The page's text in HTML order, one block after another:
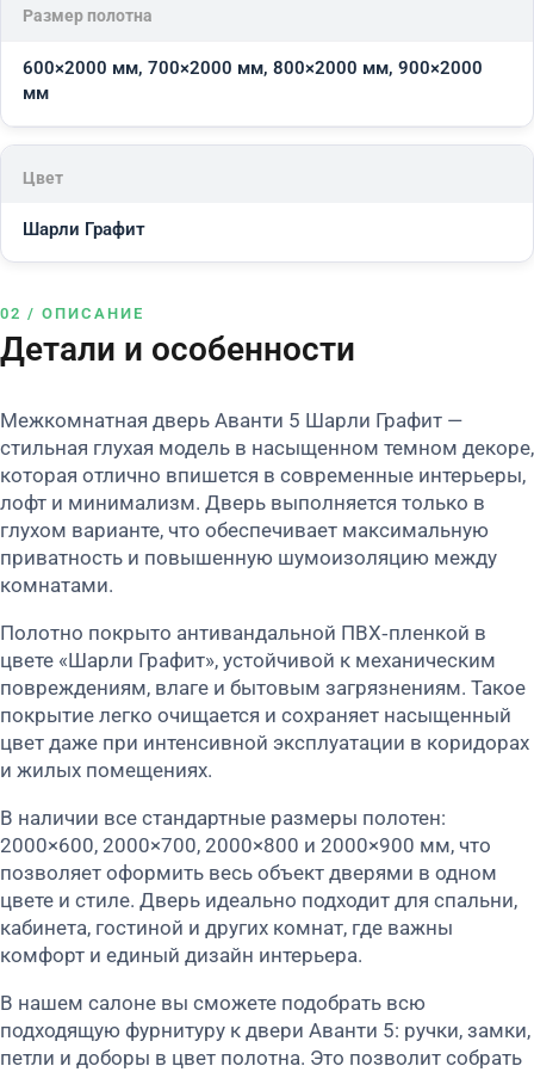
Размер полотна
600×2000 мм, 700×2000 мм, 800×2000 мм, 900×2000
мм
Цвет
Шарли Графит
02 / ОПИСАНИЕ
Детали и особенности
Межкомнатная дверь Аванти 5 Шарли Графит —
стильная глухая модель в насыщенном темном декоре,
которая отлично впишется в современные интерьеры,
лофт и минимализм. Дверь выполняется только в
глухом варианте, что обеспечивает максимальную
приватность и повышенную шумоизоляцию между
комнатами.
Полотно покрыто антивандальной ПВХ‑пленкой в
цвете «Шарли Графит», устойчивой к механическим
повреждениям, влаге и бытовым загрязнениям. Такое
покрытие легко очищается и сохраняет насыщенный
цвет даже при интенсивной эксплуатации в коридорах
и жилых помещениях.
В наличии все стандартные размеры полотен:
2000×600, 2000×700, 2000×800 и 2000×900 мм, что
позволяет оформить весь объект дверями в одном
цвете и стиле. Дверь идеально подходит для спальни,
кабинета, гостиной и других комнат, где важны
комфорт и единый дизайн интерьера.
В нашем салоне вы сможете подобрать всю
подходящую фурнитуру к двери Аванти 5: ручки, замки,
петли и доборы в цвет полотна. Это позволит собрать